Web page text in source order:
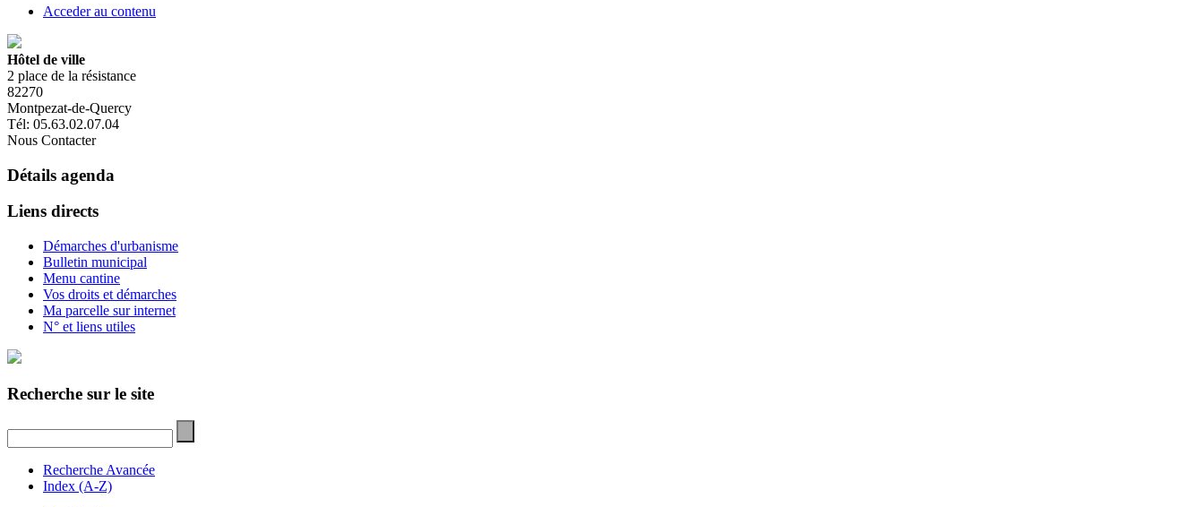
Acceder au contenu
Hôtel de ville
2 place de la résistance
82270
Montpezat-de-Quercy
Tél: 05.63.02.07.04
Nous Contacter
Détails agenda
Liens directs
Démarches d'urbanisme
Bulletin municipal
Menu cantine
Vos droits et démarches
Ma parcelle sur internet
N° et liens utiles
Recherche sur le site
Recherche Avancée
Index (A-Z)